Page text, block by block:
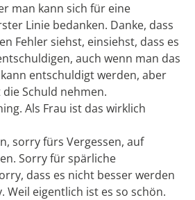
man kann sich für eine
Linie bedanken. Danke, dass
Fehler siehst, einsiehst, dass es
auch wenn man das
entschuldigt werden, aber
Schuld nehmen.
Als Frau ist das wirklich
sorry fürs Vergessen, auf
Sorry für spärliche
dass es nicht besser werden
eigentlich ist es so schön.